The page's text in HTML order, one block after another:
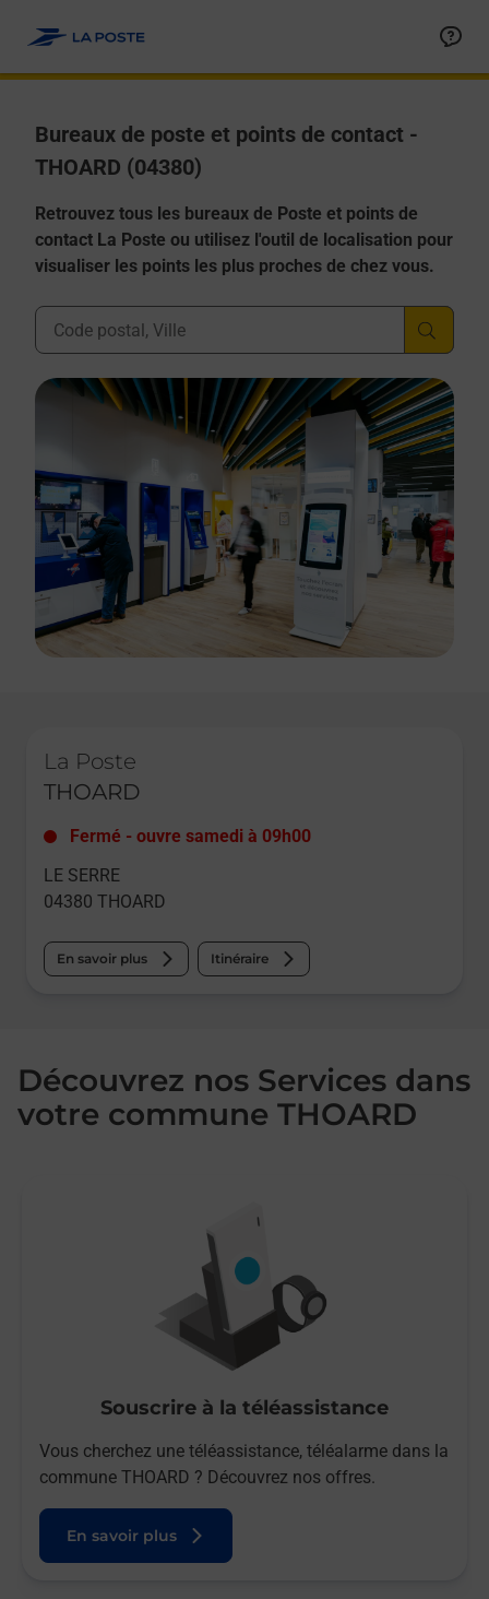
Bureaux de poste et points de contact -
THOARD (04380)
Retrouvez tous les bureaux de Poste et points de
contact La Poste ou utilisez l'outil de localisation pour
visualiser les points les plus proches de chez vous.
Ville, Département, Code Postal
La Poste
THOARD
Fermé - ouvre samedi à 09h00
LE SERRE
04380 THOARD
En savoir plus Itinéraire
Découvrez nos Services dans
votre commune THOARD
Souscrire à la téléassistance
Vous cherchez une téléassistance, téléalarme dans la
commune THOARD ? Découvrez nos offres.
En savoir plus